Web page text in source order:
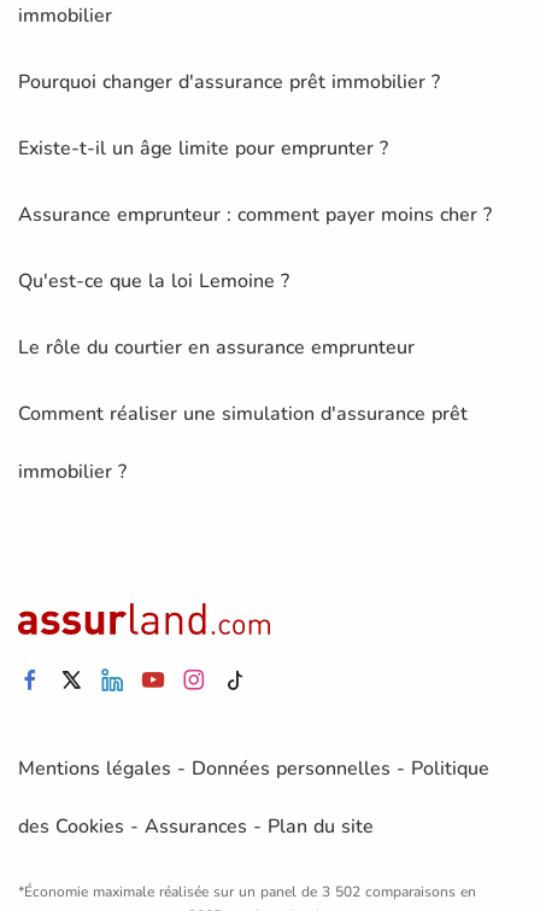
immobilier
Pourquoi changer d'assurance prêt immobilier ?
Existe-t-il un âge limite pour emprunter ?
Assurance emprunteur : comment payer moins cher ?
Qu'est-ce que la loi Lemoine ?
Le rôle du courtier en assurance emprunteur
Comment réaliser une simulation d'assurance prêt
immobilier ?
Mentions légales - Données personnelles - Politique
des Cookies - Assurances - Plan du site
*Économie maximale réalisée sur un panel de 3 502 comparaisons en